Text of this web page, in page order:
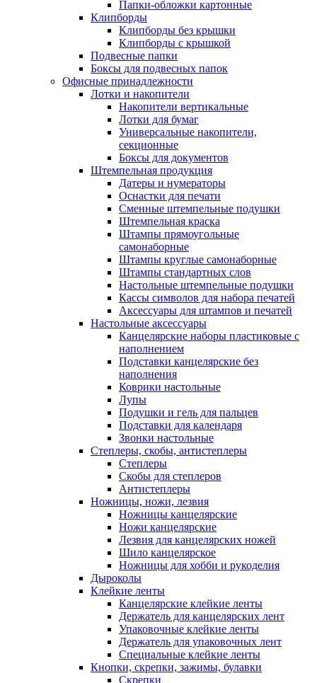
Папки-обложки картонные
Клипборды
Клипборды без крышки
Клипборды с крышкой
Подвесные папки
Боксы для подвесных папок
Офисные принадлежности
Лотки и накопители
Накопители вертикальные
Лотки для бумаг
Универсальные накопители,
секционные
Боксы для документов
Штемпельная продукция
Датеры и нумераторы
Оснастки для печати
Сменные штемпельные подушки
Штемпельная краска
Штампы прямоугольные
самонаборные
Штампы круглые самонаборные
Штампы стандартных слов
Настольные штемпельные подушки
Кассы символов для набора печатей
Аксессуары для штампов и печатей
Настольные аксессуары
Канцелярские наборы пластиковые с
наполнением
Подставки канцелярские без
наполнения
Коврики настольные
Лупы
Подушки и гель для пальцев
Подставки для календаря
Звонки настольные
Степлеры, скобы, антистеплеры
Степлеры
Скобы для степлеров
Антистеплеры
Ножницы, ножи, лезвия
Ножницы канцелярские
Ножи канцелярские
Лезвия для канцелярских ножей
Шило канцелярское
Ножницы для хобби и рукоделия
Дыроколы
Клейкие ленты
Канцелярские клейкие ленты
Держатель для канцелярских лент
Упаковочные клейкие ленты
Держатель для упаковочных лент
Специальные клейкие ленты
Кнопки, скрепки, зажимы, булавки
Скрепки